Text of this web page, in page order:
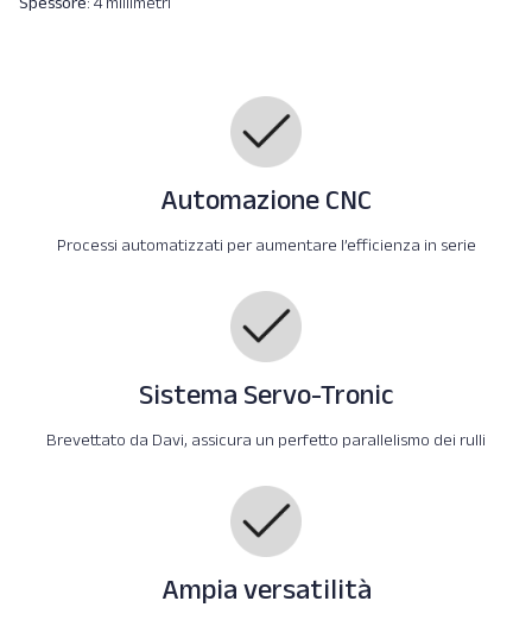
Automazione CNC
Processi automatizzati per aumentare l’efficienza in serie
Sistema Servo-Tronic
Brevettato da Davi, assicura un perfetto parallelismo dei rulli
Ampia versatilità